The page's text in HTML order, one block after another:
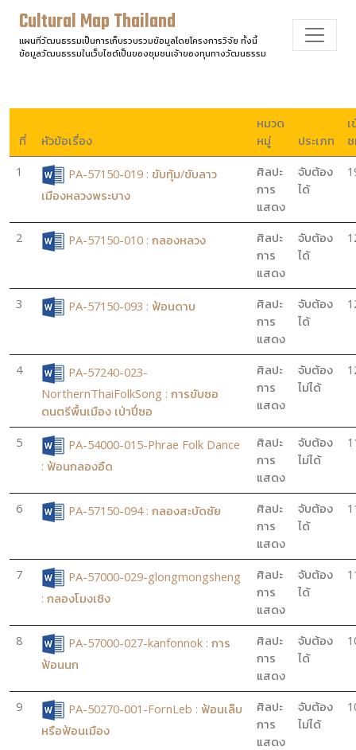
Cultural Map Thailand
แผนที่วัฒนธรรมเป็นการเก็บรวบรวมข้อมูลโดยโครงการวิจัย ทั้งนี้
ข้อมูลวัฒนธรรมในเว็บไซต์เป็นของชุมชนเจ้าของทุนทางวัฒนธรรม
ที่ หัวข้อเรื่อง
หมวด
หมู่
ประเภท
เ
1
PA-57150-019 : ขับทุ้ม/ขับลาว
เมืองหลวงพระบาง
ศิลปะ
การ
แสดง
จับต้อง
ได้
2 PA-57150-010 : กลองหลวง
ศิลปะ
การ
แสดง
จับต้อง
ได้
3 PA-57150-093 : ฟ้อนดาบ
ศิลปะ
การ
แสดง
จับต้อง
ได้
4
PA-57240-023-
NorthernThaiFolkSong : การขับซอ
ดนตรีพื้นเมือง เป่าปี่ซอ
ศิลปะ
การ
แสดง
จับต้อง
ไม่ได้
5
PA-54000-015-Phrae Folk Dance
: ฟ้อนกลองอืด
ศิลปะ
การ
แสดง
จับต้อง
ไม่ได้
6 PA-57150-094 : กลองสะบัดชัย
ศิลปะ
การ
แสดง
จับต้อง
ได้
7
PA-57000-029-glongmongsheng
: กลองโมงเซิง
ศิลปะ
การ
แสดง
จับต้อง
ได้
8
PA-57000-027-kanfonnok : การ
ฟ้อนนก
ศิลปะ
การ
แสดง
จับต้อง
ได้
9
PA-50270-001-FornLeb : ฟ้อนเล็บ
หรือฟ้อนเมือง
ศิลปะ
การ
แสดง
จับต้อง
ไม่ได้